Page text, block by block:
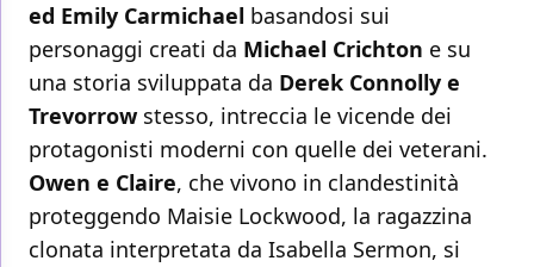
ed Emily Carmichael basandosi sui
personaggi creati da Michael Crichton e su
una storia sviluppata da Derek Connolly e
Trevorrow stesso, intreccia le vicende dei
protagonisti moderni con quelle dei veterani.
Owen e Claire, che vivono in clandestinità
proteggendo Maisie Lockwood, la ragazzina
clonata interpretata da Isabella Sermon, si